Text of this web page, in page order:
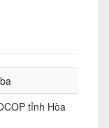
tỉnh Hòa